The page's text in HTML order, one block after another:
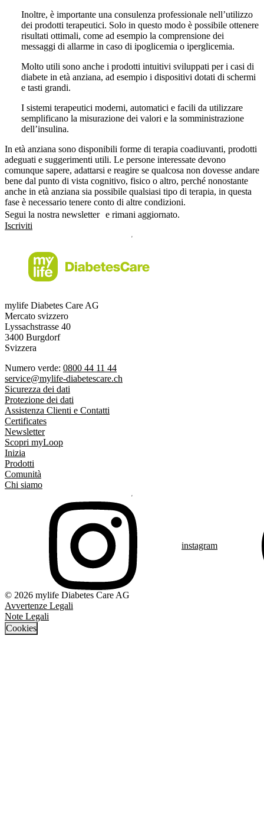
Inoltre, è importante una consulenza professionale nell’utilizzo
dei prodotti terapeutici. Solo in questo modo è possibile ottenere
risultati ottimali, come ad esempio la comprensione dei
messaggi di allarme in caso di ipoglicemia o iperglicemia.
Molto utili sono anche i prodotti intuitivi sviluppati per i casi di
diabete in età anziana, ad esempio i dispositivi dotati di schermi
e tasti grandi.
I sistemi terapeutici moderni, automatici e facili da utilizzare
semplificano la misurazione dei valori e la somministrazione
dell’insulina.
In età anziana sono disponibili forme di terapia coadiuvanti, prodotti
adeguati e suggerimenti utili. Le persone interessate devono
comunque sapere, adattarsi e reagire se qualcosa non dovesse andare
bene dal punto di vista cognitivo, fisico o altro, perché nonostante
anche in età anziana sia possibile qualsiasi tipo di terapia, in questa
fase è necessario tenere conto di altre condizioni.
Segui la nostra newsletter e rimani aggiornato.
Iscriviti
mylife Diabetes Care AG
Mercato svizzero
Lyssachstrasse 40
3400 Burgdorf
Svizzera
Numero verde: 0800 44 11 44
service@mylife-diabetescare.ch
Sicurezza dei dati
Protezione dei dati
Assistenza Clienti e Contatti
Certificates
Newsletter
Scopri myLoop
Inizia
Prodotti
Comunità
Chi siamo
instagram
© 2026 mylife Diabetes Care AG
Avvertenze Legali
Note Legali
Cookies